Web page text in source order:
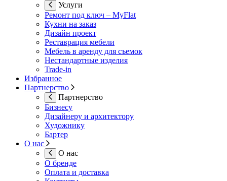
Услуги
Ремонт под ключ – MyFlat
Кухни на заказ
Дизайн проект
Реставрация мебели
Мебель в аренду для съемок
Нестандартные изделия
Trade-in
Избранное
Партнерство
Партнерство
Бизнесу
Дизайнеру и архитектору
Художнику
Бартер
О нас
О нас
О бренде
Оплата и доставка